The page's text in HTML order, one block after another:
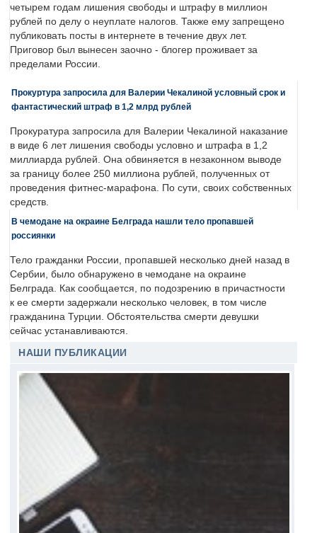
четырем годам лишения свободы и штрафу в миллион
рублей по делу о неуплате налогов. Также ему запрещено
публиковать посты в интернете в течение двух лет.
Приговор был вынесен заочно - блогер проживает за
пределами России.
Прокуртура запросила для Валерии Чекалиной условный срок и
фантастический штраф в 1,2 млрд рублей
Прокуратура запросила для Валерии Чекалиной наказание
в виде 6 лет лишения свободы условно и штрафа в 1,2
миллиарда рублей. Она обвиняется в незаконном выводе
за границу более 250 миллиона рублей, полученных от
проведения фитнес-марафона. По сути, своих собственных
средств.
В чемодане на окраине Белграда нашли тело пропавшей
россиянки
Тело гражданки России, пропавшей несколько дней назад в
Сербии, было обнаружено в чемодане на окраине
Белграда. Как сообщается, по подозрению в причастности
к ее смерти задержали несколько человек, в том числе
гражданина Турции. Обстоятельства смерти девушки
сейчас устанавливаются.
НАШИ ПУБЛИКАЦИИ